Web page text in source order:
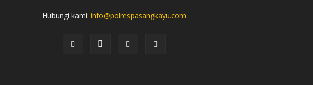
Hubungi kami: info@polrespasangkayu.com